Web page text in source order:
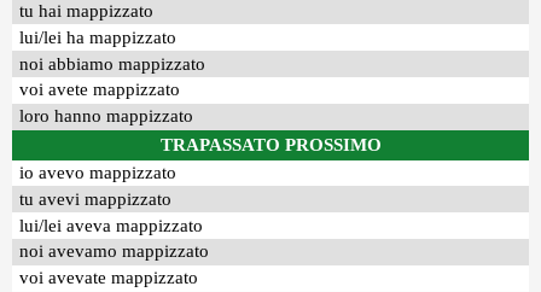
tu hai mappizzato
lui/lei ha mappizzato
noi abbiamo mappizzato
voi avete mappizzato
loro hanno mappizzato
TRAPASSATO PROSSIMO
io avevo mappizzato
tu avevi mappizzato
lui/lei aveva mappizzato
noi avevamo mappizzato
voi avevate mappizzato